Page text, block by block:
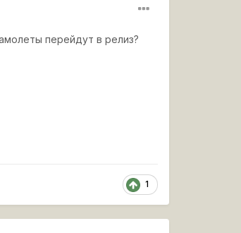
перейдут в релиз?
1